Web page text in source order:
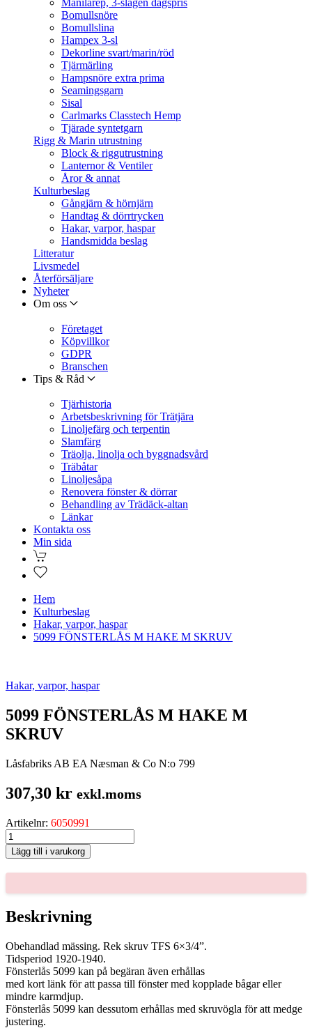
Manilarep, 3-slagen dagspris
Bomullsnöre
Bomullslina
Hampex 3-sl
Dekorline svart/marin/röd
Tjärmärling
Hampsnöre extra prima
Seamingsgarn
Sisal
Carlmarks Classtech Hemp
Tjärade syntetgarn
Rigg & Marin utrustning
Block & riggutrustning
Lanternor & Ventiler
Åror & annat
Kulturbeslag
Gångjärn & hörnjärn
Handtag & dörrtrycken
Hakar, varpor, haspar
Handsmidda beslag
Litteratur
Livsmedel
Återförsäljare
Nyheter
Om oss
Företaget
Köpvillkor
GDPR
Branschen
Tips & Råd
Tjärhistoria
Arbetsbeskrivning för Trätjära
Linoljefärg och terpentin
Slamfärg
Träolja, linolja och byggnadsvård
Träbåtar
Linoljesåpa
Renovera fönster & dörrar
Behandling av Trädäck-altan
Länkar
Kontakta oss
Min sida
Hem
Kulturbeslag
Hakar, varpor, haspar
5099 FÖNSTERLÅS M HAKE M SKRUV
Hakar, varpor, haspar
5099 FÖNSTERLÅS M HAKE M
SKRUV
Låsfabriks AB EA Næsman & Co N:o 799
307,30 kr exkl.moms
Artikelnr: 6050991
5099
FÖNSTERLÅS
M
HAKE
SKRUV
mängd
Lägg till i varukorg
Beskrivning
Obehandlad mässing. Rek skruv TFS 6×3/4”.
Tidsperiod 1920-1940.
Fönsterlås 5099 kan på begäran även erhållas
med kort länk för att passa till fönster med kopplade bågar eller
mindre karmdjup.
Fönsterlås 5099 kan dessutom erhållas med skruvögla för att medge
justering.